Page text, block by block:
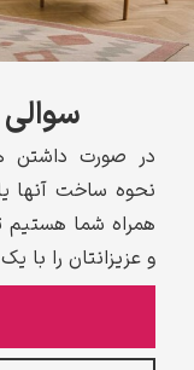
سوالی
در صورت داشتن
نحوه ساخت آنها
همراه شما هستیم
و عزیزانتان را با